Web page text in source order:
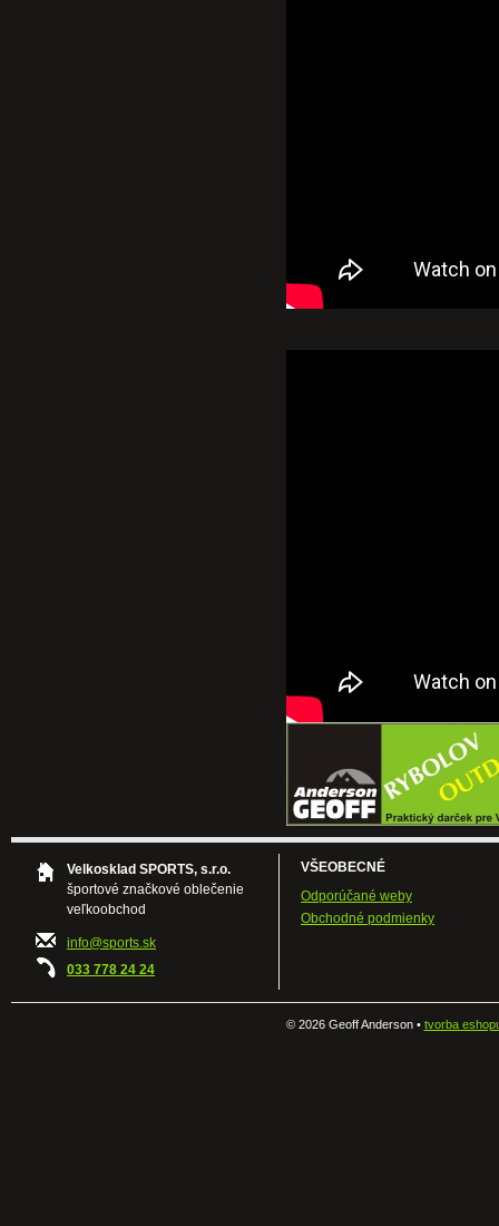
Velkosklad SPORTS, s.r.o.
športové značkové oblečenie
veľkoobchod
info@sports.sk
033 778 24 24
VŠEOBECNÉ
Odporúčané weby
Obchodné podmienky
©2026 Geoff Anderson • tvorba